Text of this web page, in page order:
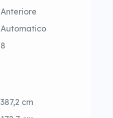
Anteriore
Automatico
8
387,2 cm